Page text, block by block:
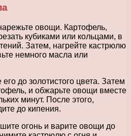
овощи. Картофель,
кубиками или кольцами, в
Затем, нагрейте кастрюлю
немного масла или
до золотистого цвета. Затем
и обжарьте овощи вместе
минут. После этого,
до кипения.
огонь и варите овощи до